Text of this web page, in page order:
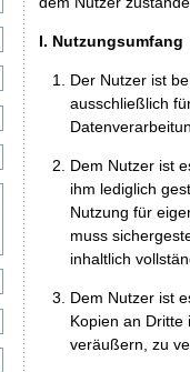
I. Nutzungsumfang
Der Nutzer ist
ausschließlich
Dem Nutzer ist
ihm lediglich
Nutzung für
muss
inhaltlich
Dem Nutzer ist
Kopien an
veräußern, zu